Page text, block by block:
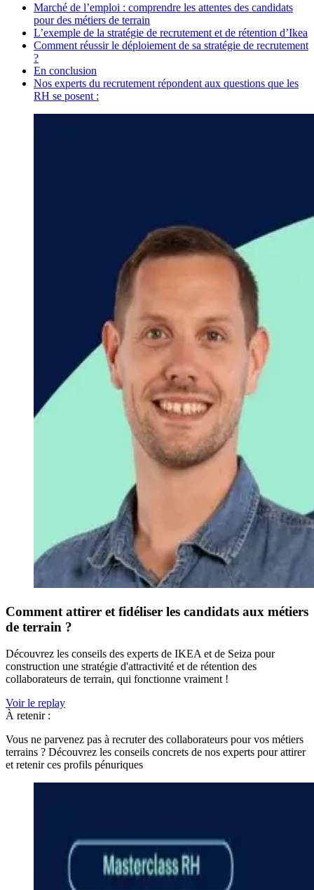
Marché de l’emploi : comprendre les attentes des candidats
pour des métiers de terrain
L’exemple de la stratégie de recrutement et de rétention d’Ikea
Comment réussir le déploiement de sa stratégie de recrutement
?
En conclusion
Nos experts du recrutement répondent aux questions que les
RH se posent :
Comment attirer et fidéliser les candidats aux métiers
de terrain ?
Découvrez les conseils des experts de IKEA et de Seiza pour
construction une stratégie d'attractivité et de rétention des
collaborateurs de terrain, qui fonctionne vraiment !
Voir le replay
À retenir :
Vous ne parvenez pas à recruter des collaborateurs pour vos métiers
terrains ? Découvrez les conseils concrets de nos experts pour attirer
et retenir ces profils pénuriques